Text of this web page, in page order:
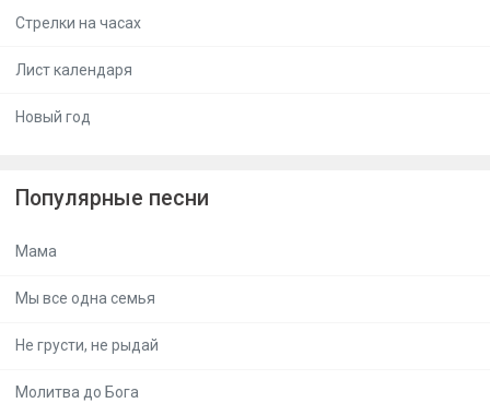
Стрелки на часах
Лист календаря
Новый год
Популярные песни
Мама
Мы все одна семья
Не грусти, не рыдай
Молитва до Бога